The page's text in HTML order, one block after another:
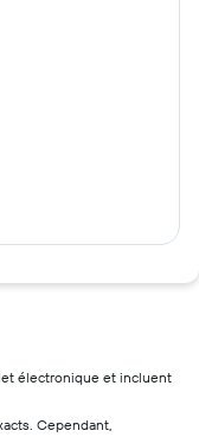
électronique et incluent
Cependant,